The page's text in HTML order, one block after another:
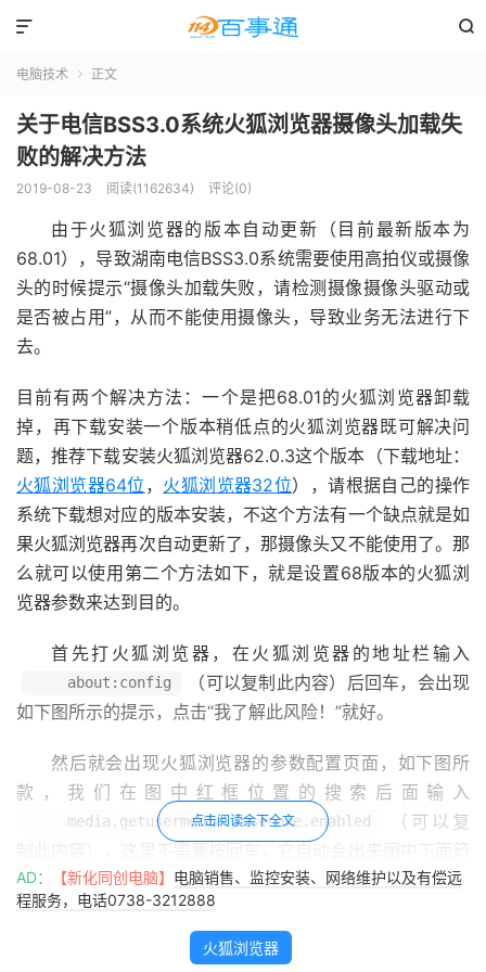


电脑技术  正文
关于电信BSS3.0系统火狐浏览器摄像头加载失
败的解决方法
2019-08-23 阅读(1162634) 评论(0)
由于火狐浏览器的版本自动更新（目前最新版本为
68.01），导致湖南电信BSS3.0系统需要使用高拍仪或摄像
头的时候提示“摄像头加载失败，请检测摄像摄像头驱动或
是否被占用”，从而不能使用摄像头，导致业务无法进行下
去。
目前有两个解决方法：一个是把68.01的火狐浏览器卸载
掉，再下载安装一个版本稍低点的火狐浏览器既可解决问
题，推荐下载安装火狐浏览器62.0.3这个版本（下载地址：
火狐浏览器64位 ， 火狐浏览器32位），请根据自己的操作
系统下载想对应的版本安装，不这个方法有一个缺点就是如
果火狐浏览器再次自动更新了，那摄像头又不能使用了。那
么就可以使用第二个方法如下，就是设置68版本的火狐浏
览器参数来达到目的。
首先打火狐浏览器，在火狐浏览器的地址栏输入
about:config
（可以复制此内容）后回车，会出现
如下图所示的提示，点击“我了解此风险！”就好。
然后就会出现火狐浏览器的参数配置页面，如下图所
款，我们在图中红框位置的搜索后面输入
media.getusermedia.insecure.enabled
（可以复
头所指的内容。
这里就是我们要修改的地方了，怎么修改呢？用鼠标双
击这一行就可以把后面的值“false”修改成“true”了。
点击阅读余下全文
AD： 【新化同创电脑】 电脑销售、监控安装、网络维护以及有偿远
程服务，电话0738-3212888
火狐浏览器